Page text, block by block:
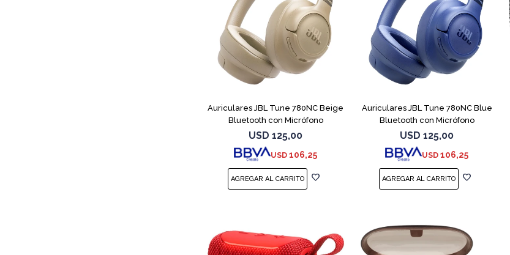
Auriculares JBL Tune 780NC Beige
Bluetooth con Micrófono
USD 125,00
USD 106,25
Auriculares JBL Tune 780NC Blue
Bluetooth con Micrófono
USD 125,00
USD 106,25